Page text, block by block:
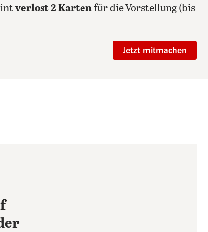
verlost 2 Kartenfür die Vorstellung (bis
Jetzt mitmachen